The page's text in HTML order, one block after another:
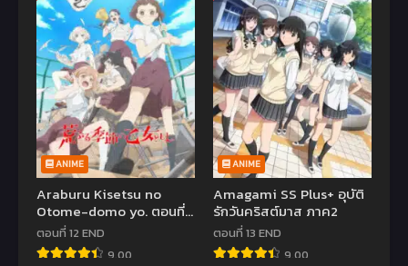
ANIME
Araburu Kisetsu no
Otome-domo yo. ตอนที่
1-12 ซับไทย
ตอนที่ 12 END
9.00
ANIME
Amagami SS Plus+ อุบัติ
รักวันคริสต์มาส ภาค2
ตอนที่ 13 END
9.00